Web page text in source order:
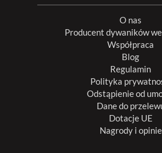
O nas
Producent dywaników
Współpraca
Blog
Regulamin
Polityka
Odstąpienie od
Dane do
Dotacje UE
Nagrody i opinie